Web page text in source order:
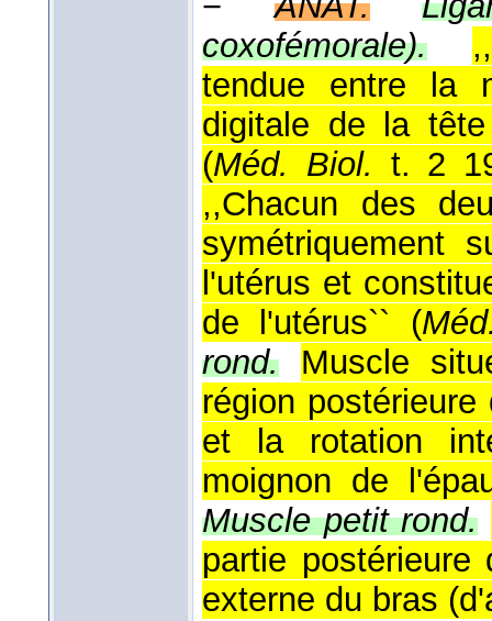
coxofémorale).
tendue entre la
digitale de la
(Méd. Biol. t. 2
,,Chacun des
symétriquement
l'utérus et
de l'utérus`` (
rond.
Muscle
région
et la rotation
moignon de
Muscle petit rond.
partie
externe du bras (